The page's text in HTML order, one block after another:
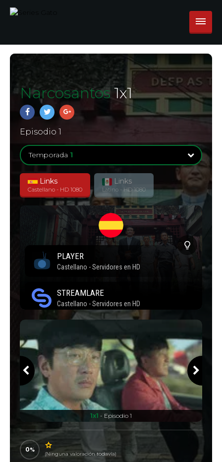
Narcosantos1x1
Episodio 1
Temporada 1
Temporada
6 Episodios
Temporada
Links
Castellano - HD 1080
Links
Latino - HD 1080
1x1 - Episodio 1
0
(Ninguna valoración todavía)